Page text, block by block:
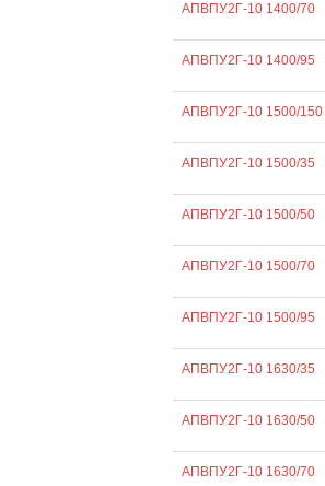
АПВПУ2Г-10 1400/70
АПВПУ2Г-10 1400/95
АПВПУ2Г-10 1500/150
АПВПУ2Г-10 1500/35
АПВПУ2Г-10 1500/50
АПВПУ2Г-10 1500/70
АПВПУ2Г-10 1500/95
АПВПУ2Г-10 1630/35
АПВПУ2Г-10 1630/50
АПВПУ2Г-10 1630/70